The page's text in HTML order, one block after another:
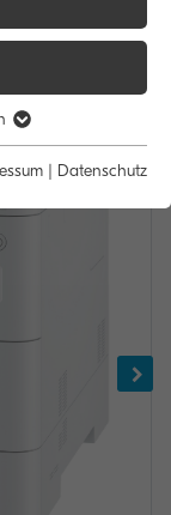
| Datenschutz